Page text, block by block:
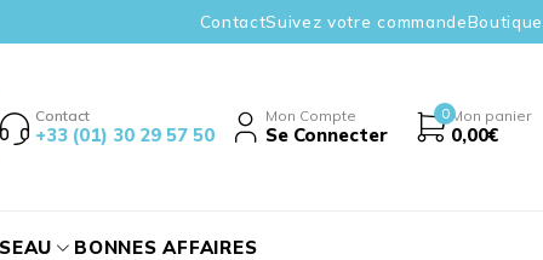
ContactSuivez votre commandeBoutique
Contact
+33 (01) 30 29 57 50
Mon Compte
Se Connecter
0 Mon panier
0,00€
BONNES AFFAIRES